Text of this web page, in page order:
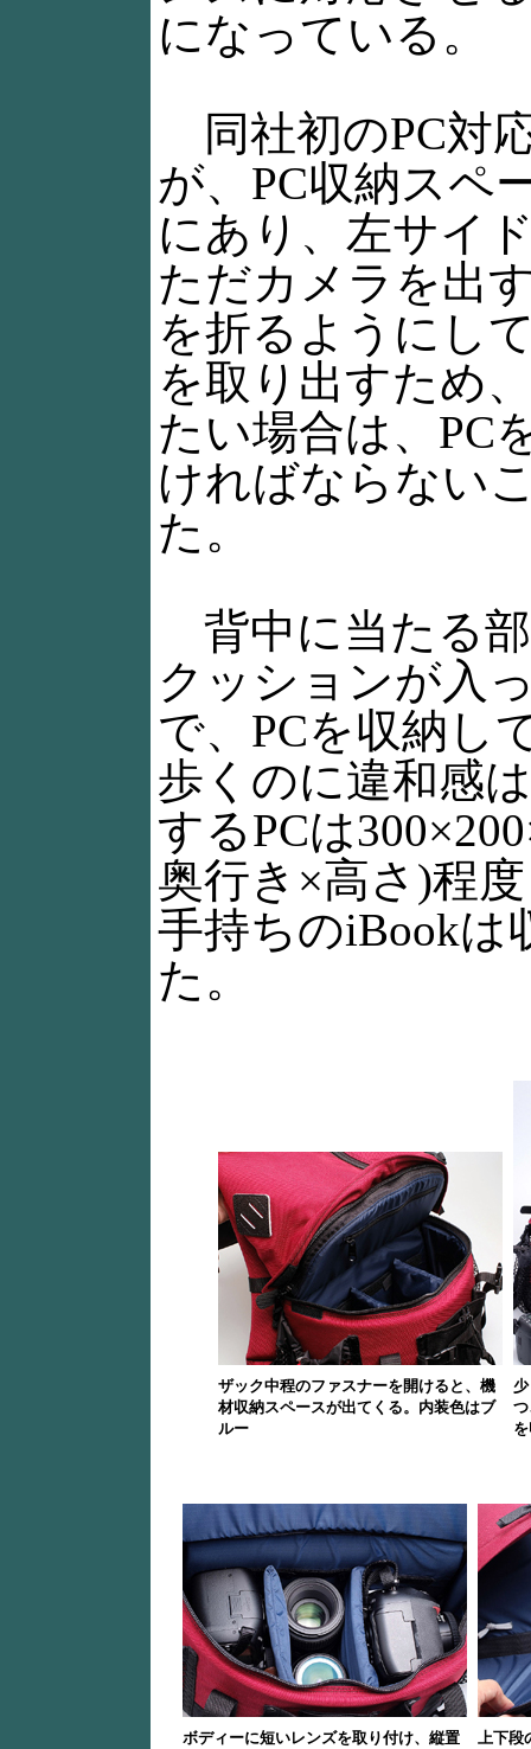
になっている。
同社初のPC対
が、PC収納スペ
にあり、左サイ
ただカメラを出
を折るようにし
を取り出すため
たい場合は、PC
ければならない
た。
背中に当たる
クッションが入
で、PCを収納し
歩くのに違和感
するPCは
奥行き×高さ)程
手持ちのiBookは
た。
ザック中程のファスナーを開けると、機
材収納スペースが出てくる。内装色はブ
ルー
ボディーに短いレンズを取り付け、縦置
上下段